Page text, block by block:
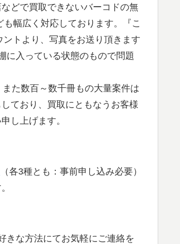
どで買取できないバーコドの無
幅広く対応しております。『こ
トより、写真をお送り頂きます
入っている状態のもので問題
た数百～数千冊もの大量案件は
ており、買取にともなうお客様
し上げます。
（各3種とも：事前申し込み必要）
きな方法にてお気軽にご連絡を